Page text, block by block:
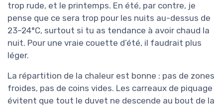
trop rude, et le printemps. En été, par contre, je
pense que ce sera trop pour les nuits au-dessus de
23–24°C, surtout si tu as tendance à avoir chaud la
nuit. Pour une vraie couette d’été, il faudrait plus
léger.
La répartition de la chaleur est bonne : pas de zones
froides, pas de coins vides. Les carreaux de piquage
évitent que tout le duvet ne descende au bout de la